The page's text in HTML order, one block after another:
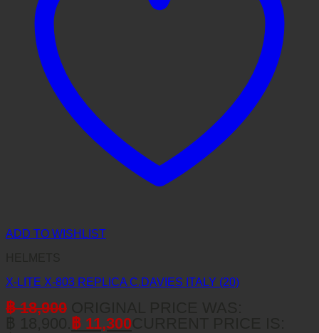
ADD TO WISHLIST
X-LITE X-803 REPLICA C.DAVIES ITALY (20)
฿18,900
฿ 11,300